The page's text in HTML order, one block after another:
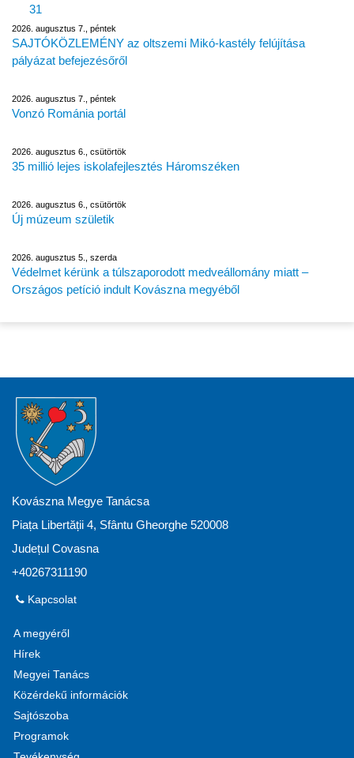
31
2026. augusztus 7., péntek
SAJTÓKÖZLEMÉNY az oltszemi Mikó-kastély felújítása
pályázat befejezésőről
2026. augusztus 7., péntek
Vonzó Románia portál
2026. augusztus 6., csütörtök
35 millió lejes iskolafejlesztés Háromszéken
2026. augusztus 6., csütörtök
Új múzeum születik
2026. augusztus 5., szerda
Védelmet kérünk a túlszaporodott medveállomány miatt –
Országos petíció indult Kovászna megyéből
Kovászna Megye Tanácsa
Piața Libertății 4, Sfântu Gheorghe 520008
Județul Covasna
+40267311190
Kapcsolat
A megyéről
Hírek
Megyei Tanács
Közérdekű információk
Sajtószoba
Programok